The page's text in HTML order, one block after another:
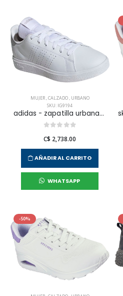
MUJER,CALZADO, URBANO
SKU: IG9194
adidas - zapatilla urbana advantage base 2.0 para mujer
C$ 2,738.00
AÑADIR AL CARRITO
WHATSAPP
-50%